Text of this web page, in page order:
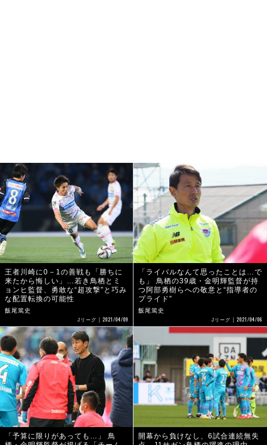
王者川崎に0－1の善戦も「勝ちに
来たから悔しい」…若き鳥栖とミ
ョンヒ監督、勇敢な“超攻撃”と巧み
な配置転換の可能性
飯尾篤史
Jリーグ 2021/04/09
「ライバルなんて思ったことは…で
も」 鳥栖の39歳・金明輝監督が持
つ阿部勇樹らへの敬意と“指導者の
プライド”
飯尾篤史
Jリーグ 2021/04/06
「予算に限りがあっても…」 鳥
開幕から負けなし、6試合連続無失